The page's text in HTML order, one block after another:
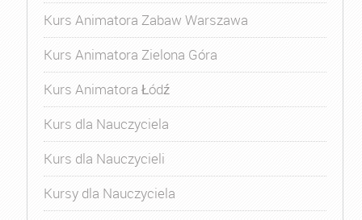
Kurs Animatora Zabaw Warszawa
Kurs Animatora Zielona Góra
Kurs Animatora Łódź
Kurs dla Nauczyciela
Kurs dla Nauczycieli
Kursy dla Nauczyciela